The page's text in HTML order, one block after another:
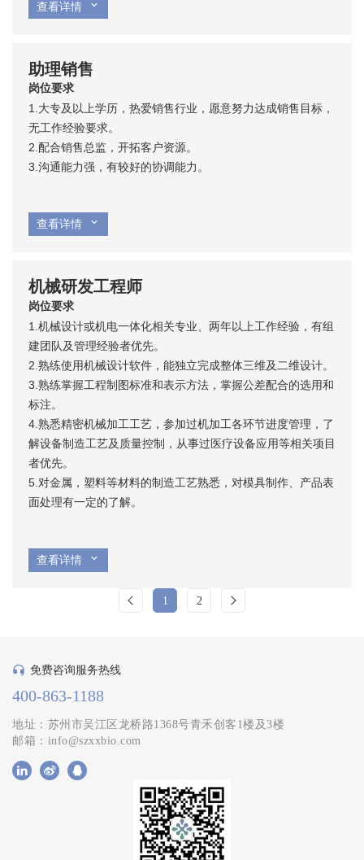
查看详情
助理销售
岗位要求
1.大专及以上学历，热爱销售行业，愿意努力达成销售目标，
无工作经验要求。
2.配合销售总监，开拓客户资源。
3.沟通能力强，有较好的协调能力。
查看详情
机械研发工程师
岗位要求
1.机械设计或机电一体化相关专业、两年以上工作经验，有组
建团队及管理经验者优先。
2.熟练使用机械设计软件，能独立完成整体三维及二维设计。
3.熟练掌握工程制图标准和表示方法，掌握公差配合的选用和
标注。
4.熟悉精密机械加工工艺，参加过机加工各环节进度管理，了
解设备制造工艺及质量控制，从事过医疗设备应用等相关项目
者优先。
5.对金属，塑料等材料的制造工艺熟悉，对模具制作、产品表
面处理有一定的了解。
查看详情
1 2
免费咨询服务热线
400-863-1188
地址：苏州市吴江区龙桥路1368号青禾创客1楼及3楼
邮箱：info@szxxbio.com